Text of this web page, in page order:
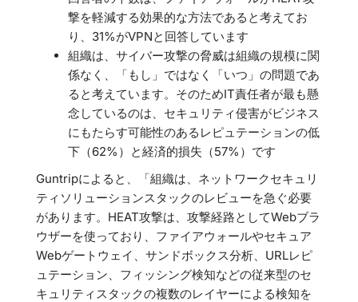
撃を軽減する効果的な方法であると考えてお
り、31%がVPNと回答しています
組織は、サイバー攻撃の脅威は組織の規模に関
係なく、「もし」ではなく「いつ」の問題であ
ると考えています。そのためIT責任者が最も懸
念しているのは、セキュリティ侵害がビジネス
にもたらす可能性のあるレピュテーションの低
下（62%）と経済的損失（57%）です
Guntripによると、「組織は、ネットワークセキュリ
ティソリューションスタックのレビューを急ぐ必要
があります。HEAT攻撃は、攻撃経路としてWebブラ
ウザーを使っており、ファイアウォールやセキュア
Webゲートウェイ、サンドボックス分析、URLレピ
ュテーション、フィッシング検知などの従来型のセ
キュリティスタックの複数のレイヤーによる検知を